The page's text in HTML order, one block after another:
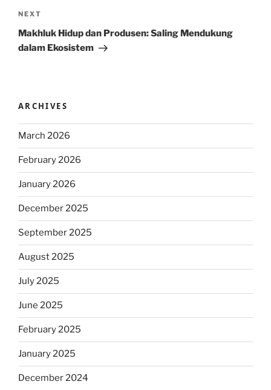
Next
Post
NEXT
Makhluk Hidup dan Produsen: Saling Mendukung
dalam Ekosistem
ARCHIVES
March 2026
February 2026
January 2026
December 2025
September 2025
August 2025
July 2025
June 2025
February 2025
January 2025
December 2024